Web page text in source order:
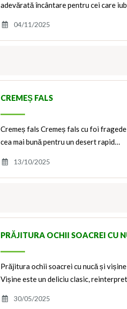
adevărată încântare pentru cei care
04/11/2025
CREMEȘ FALS
Cremeș fals Cremeș fals cu foi
cea mai bună pentru un desert rapid…
13/10/2025
PRĂJITURA OCHII SOACREI CU
Prăjitura ochii soacrei cu nucă și
Vișine este un deliciu clasic,
30/05/2025